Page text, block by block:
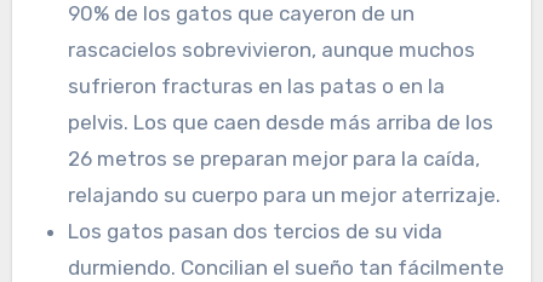
90% de los gatos que cayeron de un
rascacielos sobrevivieron, aunque muchos
sufrieron fracturas en las patas o en la
pelvis. Los que caen desde más arriba de los
26 metros se preparan mejor para la caída,
relajando su cuerpo para un mejor aterrizaje.
Los gatos pasan dos tercios de su vida
durmiendo. Concilian el sueño tan fácilmente